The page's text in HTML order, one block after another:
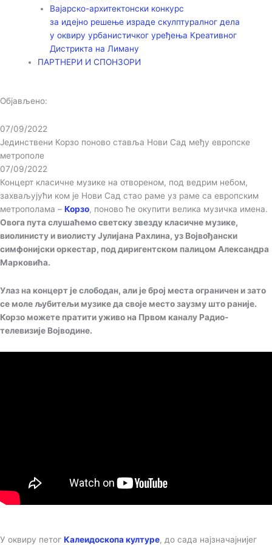
Вајарско-архитектонски конкурс
за идејно решење израде скулптуралног дела
у оквиру урбанистичког уређења Креативног
Дистрикта на Лиману
ПАРТНЕРИ И СПОНЗОРИ
Објављено:
07/09/2022
Јединствени Корзо поново ставља Нови Сад међу европске
метрополе
07/09/2022
Концерт класичне музике на отвореном, под ведрим небом,
захваљујући ком је Нови Сад стао раме уз раме са европским
метрополама – Корзо, поново ће окупити велика музичка имена.
Овога пута слушаћемо светску звезду класичне музике,
виолинисту и виолисту Јулијана Рахлина, уз Војвођански
симфонијски оркестар, под диригентском палицом Александра
Марковића.
Улаз на концерт је слободан, али је број места ограничен и зато
се моле љубитељи музике да своје место заузму што раније.
Корзо можете пратити уживо на Првом каналу Радио-
телевизије Војводине.
У оквиру петог Калеидоскопа културе, до сада најзначајнијег